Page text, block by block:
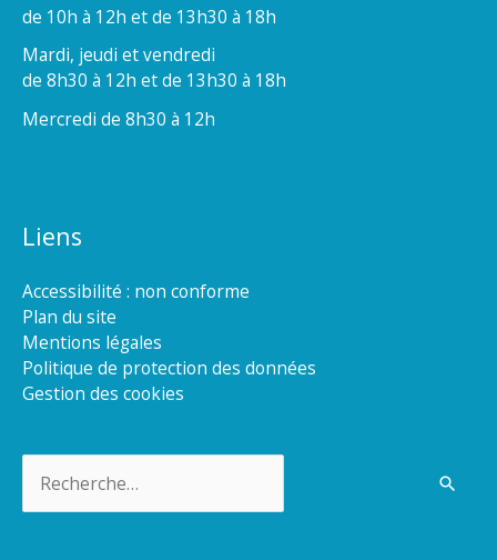
de 10h à 12h et de 13h30 à 18h
Mardi, jeudi et vendredi
de 8h30 à 12h et de 13h30 à 18h
Mercredi de 8h30 à 12h
Liens
Accessibilité : non conforme
Plan du site
Mentions légales
Politique de protection des données
Gestion des cookies